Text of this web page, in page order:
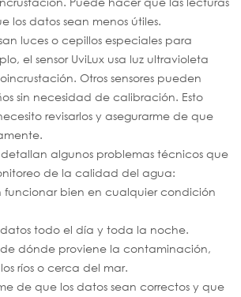
los datos sean menos útiles.
luces o cepillos especiales para
el sensor UviLux usa luz ultravioleta
Otros sensores pueden
sin necesidad de calibración. Esto
revisarlos y asegurarme de que
algunos problemas técnicos que
de la calidad del agua:
funcionar bien en cualquier condición
todo el día y toda la noche.
de dónde proviene la contaminación,
ríos o cerca del mar.
de que los datos sean correctos y que